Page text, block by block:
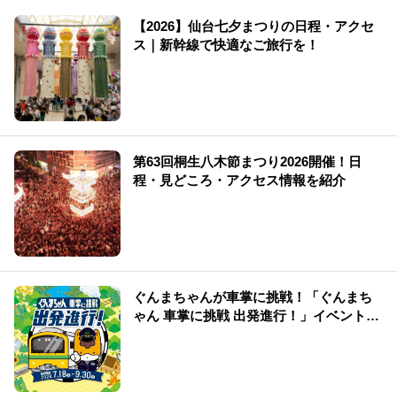
【2026】仙台七夕まつりの日程・アクセ
ス｜新幹線で快適なご旅行を！
第63回桐生八木節まつり2026開催！日
程・見どころ・アクセス情報を紹介
ぐんまちゃんが車掌に挑戦！「ぐんまち
ゃん 車掌に挑戦 出発進行！」イベント情